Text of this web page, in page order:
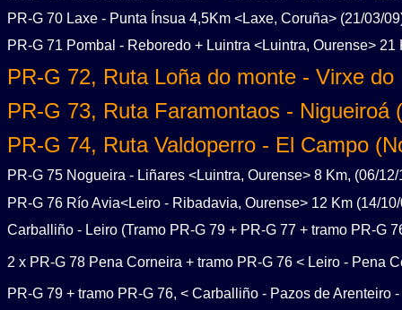
PR-G 70 Laxe - Punta Ínsua 4,5Km <Laxe, Coruña> (21/03/
PR-G 71 Pombal - Reboredo + Luintra <Luintra, Ourense>
PR-G 72, Ruta Loña do monte - Virxe
PR-G 73, Ruta Faramontaos - Nigueiroá
PR-G 74, Ruta Valdoperro - El Campo
PR-G 75 Nogueira - Liñares <Luintra, Ourense> 8 Km, (06/
PR-G 76 Río Avia<Leiro - Ribadavia, Ourense> 12 Km (14/
Carballiño - Leiro (Tramo PR-G 79 + PR-G 77 + tramo PR-G
2 x PR-G 78 Pena Corneira + tramo PR-G 76 < Leiro - Pena
PR-G 79 + tramo PR-G 76, < Carballiño - Pazos de Arenteiro